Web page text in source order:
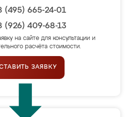
(495) 665-24-01
(926) 409-68-13
на сайте для консультации и
расчёта стоимости.
ЗАЯВКУ